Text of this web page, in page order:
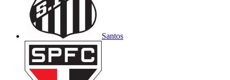
Santos